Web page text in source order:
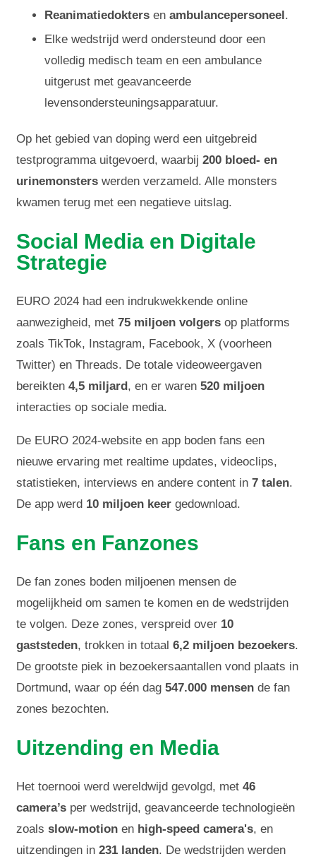
Reanimatiedokters enambulancepersoneel .
Elke wedstrijd werd ondersteund door een
volledig medisch team en een ambulance
uitgerust met geavanceerde
levensondersteuningsapparatuur.
Op het gebied van doping werd een uitgebreid
testprogramma uitgevoerd, waarbij200 bloed- en
urinemonsters werden verzameld. Alle monsters
kwamen terug met een negatieve uitslag.
Social Media en Digitale
Strategie
EURO 2024 had een indrukwekkende online
aanwezigheid, met75 miljoen volgers op platforms
zoals TikTok, Instagram, Facebook, X (voorheen
Twitter) en Threads. De totale videoweergaven
bereikten4,5 miljard, en er waren520 miljoen
interacties op sociale media.
De EURO 2024-website en app boden fans een
nieuwe ervaring met realtime updates, videoclips,
statistieken, interviews en andere content in7 talen.
De app werd 10 miljoen keer gedownload.
Fans en Fanzones
De fan zones boden miljoenen mensen de
mogelijkheid om samen te komen en de wedstrijden
te volgen. Deze zones, verspreid over 10
gaststeden, trokken in totaal6,2 miljoen bezoekers.
De grootste piek in bezoekersaantallen vond plaats in
Dortmund, waar op één dag547.000 mensen de fan
zones bezochten.
Uitzending en Media
Het toernooi werd wereldwijd gevolgd, met46
camera’s per wedstrijd, geavanceerde technologieën
zoalsslow-motion en high-speed camera's, en
uitzendingen in231 landen. De wedstrijden werden